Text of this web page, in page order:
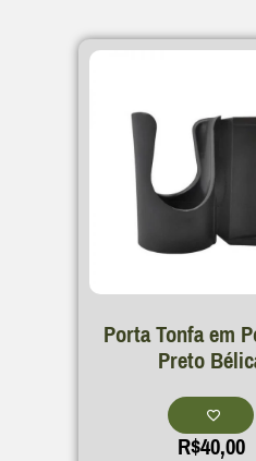
Porta Tonfa em
Preto
R$40,00